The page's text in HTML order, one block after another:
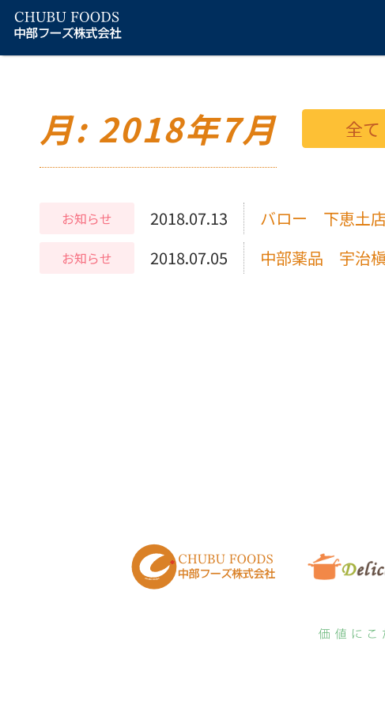
月: 2018年7月 全て
お知らせ 2018.07.13 バロー 下恵土
お知らせ 2018.07.05 中部薬品 宇治